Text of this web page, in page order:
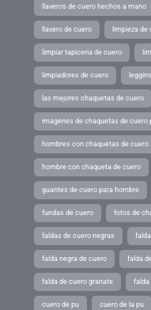
llaveros de cuero hechos a mano
llavero de cuero limpieza de
limpiar tapiceria de cuero
limpiadores de cuero
las mejores chaquetas de cuero
imagenes de chaquetas de cuero
hombres con chaquetas de cuero
hombre con chaqueta de cuero
guantes de cuero para hombre
fundas de cuero fotos de
faldas de cuero negras
falda negra de cuero falda
falda de cuero granate falda
cuero de pu cuero de la pu